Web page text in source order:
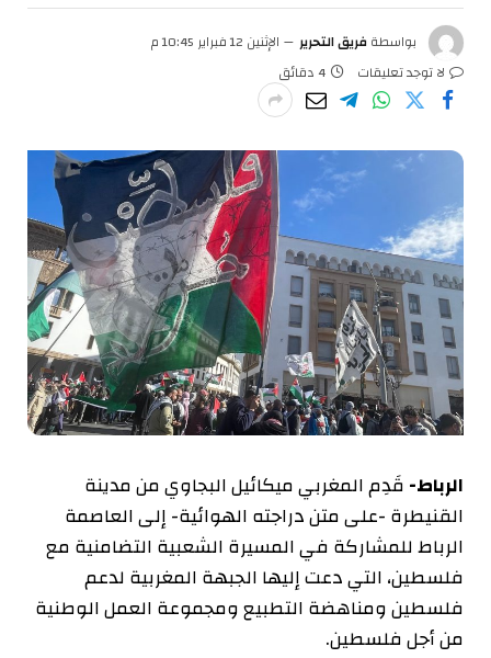
بواسطةفريق التحرير
الإثنين 12 فبراير 10:45 م
لا توجد تعليقات
4 دقائق
الرباط-قَدِم المغربي ميكائيل البجاوي من مدينة
القنيطرة -على متن دراجته الهوائية- إلى العاصمة
الرباط للمشاركة في المسيرة الشعبية التضامنية مع
فلسطين، التي دعت إليها الجبهة المغربية لدعم
فلسطين ومناهضة التطبيع ومجموعة العمل الوطنية
من أجل فلسطين.